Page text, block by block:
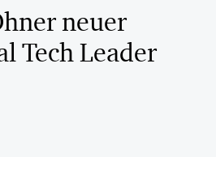
neuer
Tech Leader